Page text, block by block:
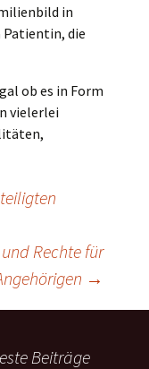
in
Patientin, die
ob es in Form
vielerlei
Rechte für
→
Beiträge